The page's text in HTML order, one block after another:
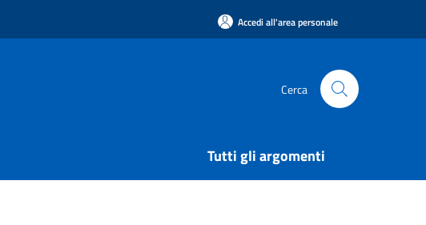
Accedi all'area personale
Cerca
Tutti gli argomenti